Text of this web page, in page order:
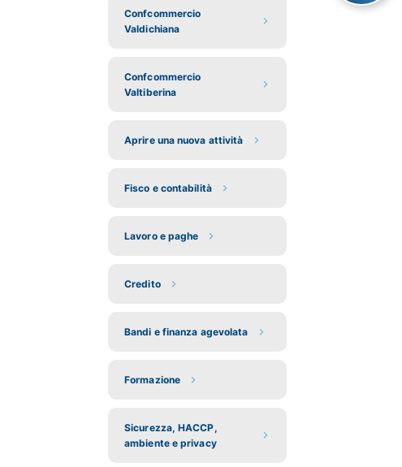
Confcommercio
Valdichiana
Confcommercio
Valtiberina
Aprire una nuova attività
Fisco e contabilità
Lavoro e paghe
Credito
Bandi e finanza agevolata
Formazione
Sicurezza, HACCP,
ambiente e privacy